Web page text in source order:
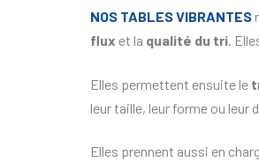
NOS TABLES VIBRANTES
flux et la qualité du tri.
Elles permettent ensuite le
leur taille, leur forme ou leur
Elles prennent aussi en